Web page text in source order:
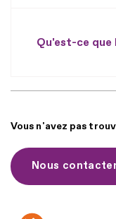
Qu'est-ce que
Vous n'avez pas
Nous